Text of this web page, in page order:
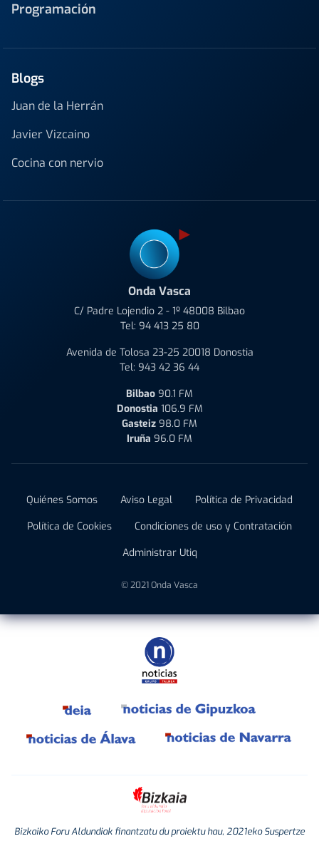
Programación
Blogs
Juan de la Herrán
Javier Vizcaino
Cocina con nervio
Onda Vasca
C/ Padre Lojendio 2 - 1º 48008 Bilbao
Tel: 94 413 25 80
Avenida de Tolosa 23-25 20018 Donostia
Tel: 943 42 36 44
Bilbao 90.1 FM
Donostia 106.9 FM
Gasteiz 98.0 FM
Iruña 96.0 FM
Quiénes Somos Aviso Legal
Política de Privacidad
Política de Cookies
Condiciones de uso y Contratación
Administrar Utiq
© 2021 Onda Vasca
Bizkaiko Foru Aldundiak finantzatu du proiektu hau, 2021eko Suspertze